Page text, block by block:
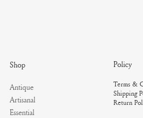
Terms &
Shipping
Return
Policy
Shop
Antique
Artisanal
Essential